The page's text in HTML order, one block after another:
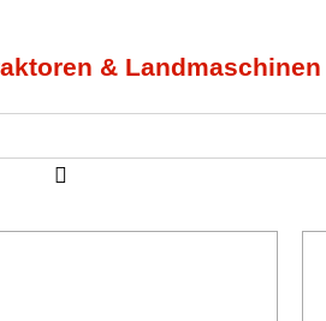
& Landmaschinen